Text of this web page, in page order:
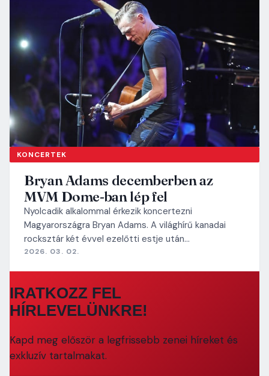
KONCERTEK
Bryan Adams decemberben az
MVM Dome-ban lép fel
Nyolcadik alkalommal érkezik koncertezni
Magyarországra Bryan Adams. A világhírű kanadai
rocksztár két évvel ezelőtti estje után…
2026. 03. 02.
IRATKOZZ FEL
HÍRLEVELÜNKRE!
Kapd meg először a legfrissebb zenei híreket és
exkluzív tartalmakat.